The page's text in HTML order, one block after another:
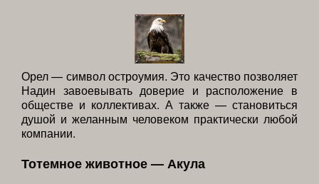
Орел — символ остроумия. Это качество позволяет
Надин завоевывать доверие и расположение в
обществе и коллективах. А также — становиться
душой и желанным человеком практически любой
компании.
Тотемное животное — Акула